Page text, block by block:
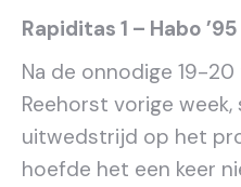
Rapiditas 1 – Habo
Na de onnodige 19-
Reehorst vorige
uitwedstrijd op het
hoefde het een keer